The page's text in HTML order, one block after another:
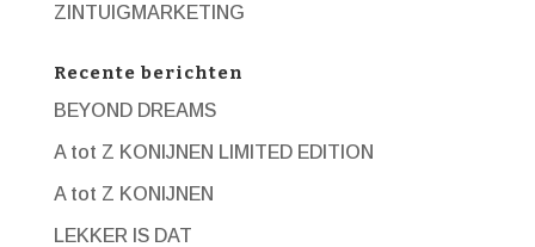
ZINTUIGMARKETING
Recente berichten
BEYOND DREAMS
A tot Z KONIJNEN LIMITED EDITION
A tot Z KONIJNEN
LEKKER IS DAT